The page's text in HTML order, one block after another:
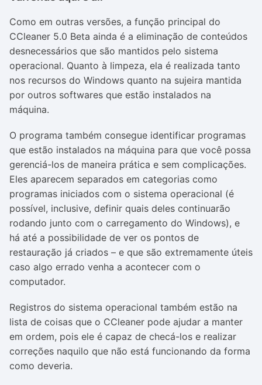
Como em outras versões, a função principal do
CCleaner 5.0 Beta ainda é a eliminação de conteúdos
desnecessários que são mantidos pelo sistema
operacional. Quanto à limpeza, ela é realizada tanto
nos recursos do Windows quanto na sujeira mantida
por outros softwares que estão instalados na
máquina.
O programa também consegue identificar programas
que estão instalados na máquina para que você possa
gerenciá-los de maneira prática e sem complicações.
Eles aparecem separados em categorias como
programas iniciados com o sistema operacional (é
possível, inclusive, definir quais deles continuarão
rodando junto com o carregamento do Windows), e
há até a possibilidade de ver os pontos de
restauração já criados – e que são extremamente úteis
caso algo errado venha a acontecer com o
computador.
Registros do sistema operacional também estão na
lista de coisas que o CCleaner pode ajudar a manter
em ordem, pois ele é capaz de checá-los e realizar
correções naquilo que não está funcionando da forma
como deveria.